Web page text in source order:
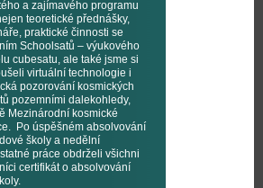
a zajímavého programu
teoretické přednášky,
praktické činnosti se
Schoolsatů – výukového
cubesatu, ale také jsme si
virtuální technologie i
pozorování kosmických
pozemními dalekohledy,
Mezinárodní kosmické
Po úspěšném absolvování
školy a nedělní
práce obdrželi všichni
certifikát o absolvování